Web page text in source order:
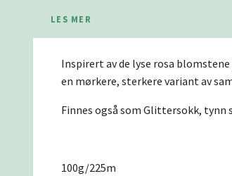
LES MER
Inspirert av de lyse rosa
en mørkere, sterkere variant av
Finnes også som Glittersokk, tynn
100g/225m